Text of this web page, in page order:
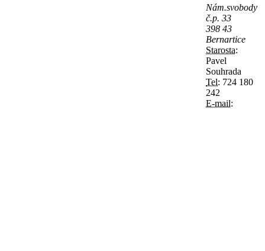
Nám.svobody
č.p. 33
398 43
Bernartice
Starosta:
Pavel
Souhrada
Tel: 724 180
242
E-mail: